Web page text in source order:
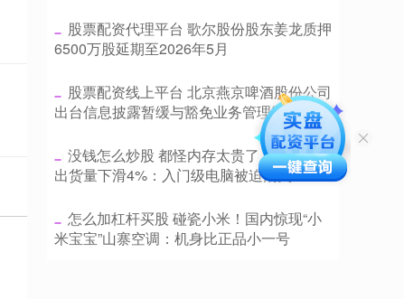
​股票配资代理平台 歌尔股份股东姜龙质押
6500万股延期至2026年5月
​股票配资线上平台 北京燕京啤酒股份公司
出台信息披露暂缓与豁免业务管理制度
​没钱怎么炒股 都怪内存太贵了！全球PC
出货量下滑4%：入门级电脑被迫消失
​怎么加杠杆买股 碰瓷小米！国内惊现“小
米宝宝”山寨空调：机身比正品小一号